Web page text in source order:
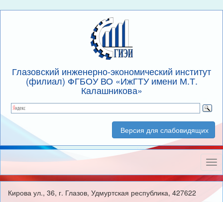
Глазовский инженерно-экономический институт
(филиал) ФГБОУ ВО «ИжГТУ имени М.Т.
Калашникова»
Версия для слабовидящих
Кирова ул., 36, г. Глазов, Удмуртская республика, 427622